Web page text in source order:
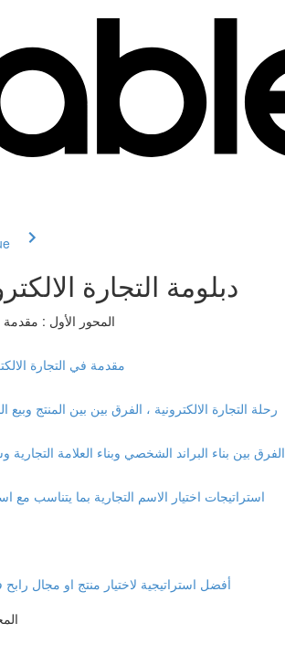
دبلومة التجارة
المحور الأول :
مقدمة في التجارة
رحلة التجارة الالكترونية ، الفرق بين بين المنتج وبيع
الفرق بين بناء البراند الشخصي وبناء العلامة التجارية
استراتيجات اختيار الاسم التجارية بما يتناسب مع
أفضل استراتيجية لاختيار منتج او مجال رابح في